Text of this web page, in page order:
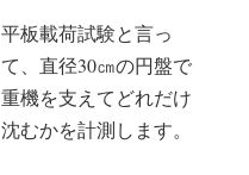
平板載荷試験と言っ
て、直径30㎝の円盤で
重機を支えてどれだけ
沈むかを計測します。